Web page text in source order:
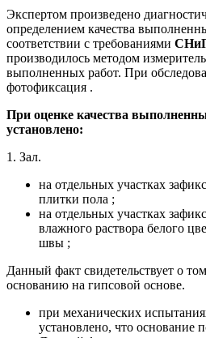
Экспертом произведено
определением качества
соответствии с требованиями
производилось методом
выполненных работ. При
фотофиксация .
При оценке качества
установлено:
1. Зал.
на отдельных участках
плитки пола ;
на отдельных участках
влажного раствора белого
швы ;
Данный факт свидетельствует о
основанию на гипсовой основе.
при механических
установлено, что основание